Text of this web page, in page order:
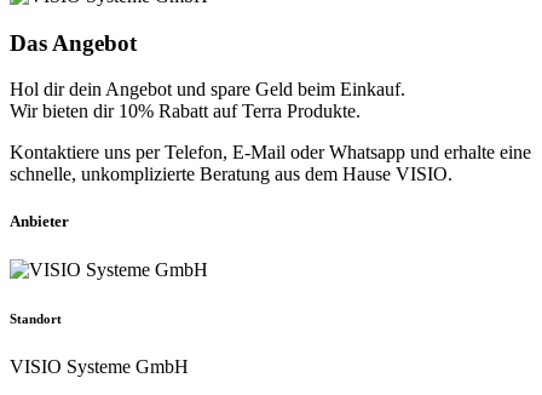
Das Angebot
Hol dir dein Angebot und spare Geld beim Einkauf.
Wir bieten dir 10% Rabatt auf Terra Produkte.
Kontaktiere uns per Telefon, E-Mail oder Whatsapp und erhalte eine
schnelle, unkomplizierte Beratung aus dem Hause VISIO.
Anbieter
Standort
VISIO Systeme GmbH